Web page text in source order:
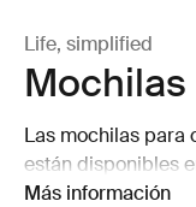
Life, simplified
Mochilas
Las mochilas para
están disponibles
mochilas
Más información